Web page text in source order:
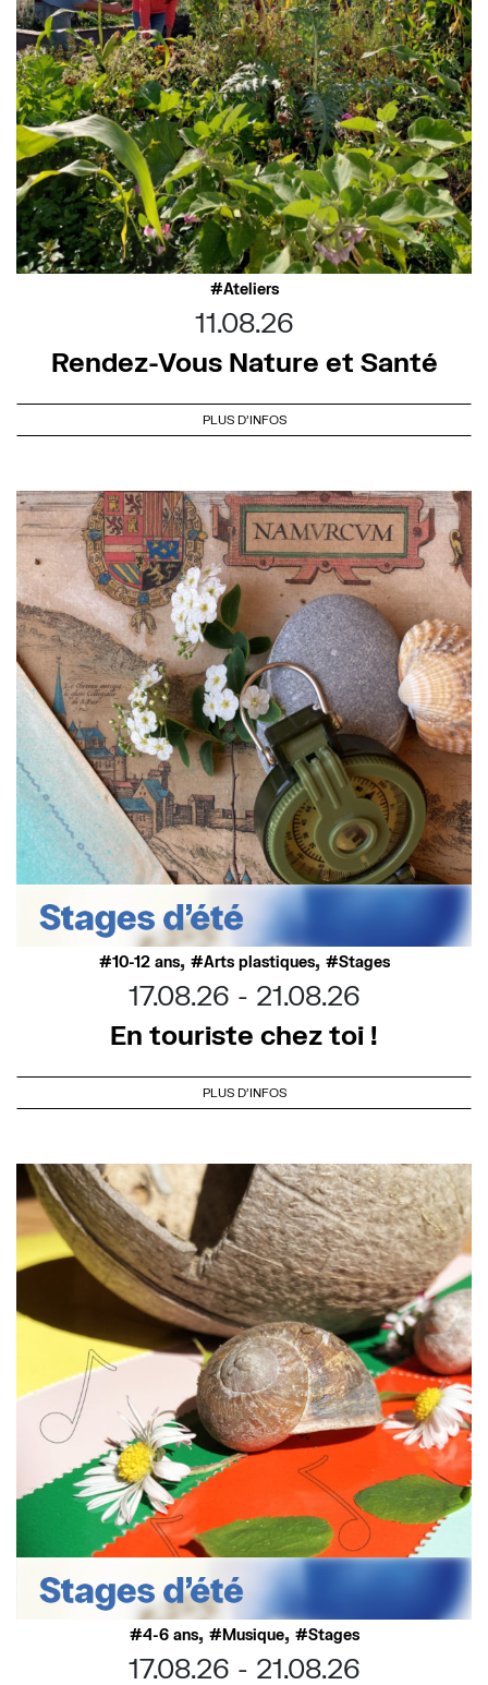
Ateliers
11.08.26
Rendez-Vous Nature et Santé
PLUS D'INFOS
10-12 ans, Arts plastiques, Stages
17.08.26
21.08.26
En touriste chez toi !
PLUS D'INFOS
4-6 ans, Musique, Stages
17.08.26
21.08.26